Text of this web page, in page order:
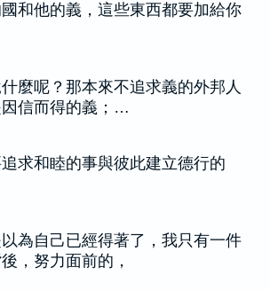
和他的義，這些東西都要加給你
麼呢？那本來不追求義的外邦人
信而得的義；…
求和睦的事與彼此建立德行的
為自己已經得著了，我只有一件
，努力面前的，